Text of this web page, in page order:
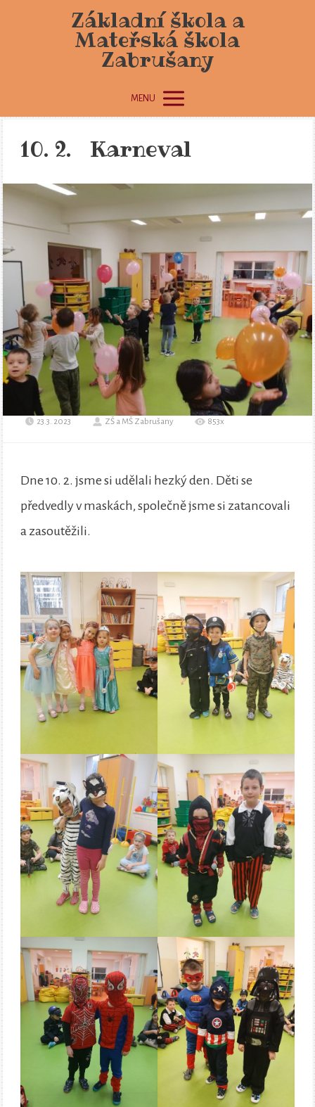
Základní škola a
Mateřská škola
Zabrušany
MENU
10. 2. Karneval
23.3. 2023 ZŠ a MŠ Zabrušany 853x
Dne 10. 2. jsme si udělali hezký den. Děti se
předvedly v maskách, společně jsme si zatancovali
a zasoutěžili.